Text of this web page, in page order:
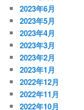
2023年6月
2023年5月
2023年4月
2023年3月
2023年2月
2023年1月
2022年12月
2022年11月
2022年10月